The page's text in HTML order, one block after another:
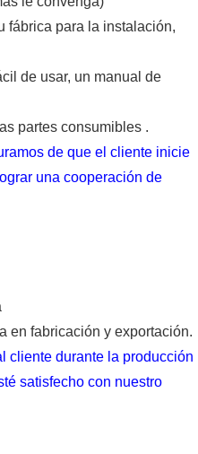
fábrica para la instalación,
de usar, un manual de
las partes consumibles .
de que el cliente inicie
una cooperación de
en fabricación y exportación.
cliente durante la producción
satisfecho con nuestro